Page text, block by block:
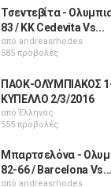
Τσεντεβίτα -
83 / KK Cedevita Vs...
από andreasrhodes
585 προβολές
ΠΑΟΚ-ΟΛΥΜΠΙΑΚΟΣ
ΚΥΠΕΛΛΟ 2/3/2016
απόΈλληνας
555 προβολές
Μπαρτσελόνα -
82-66 / Barcelona Vs...
από andreasrhodes